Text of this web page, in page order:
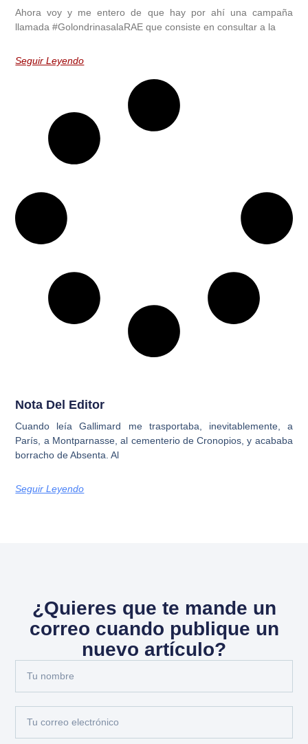
Ahora voy y me entero de que hay por ahí una campaña
llamada #GolondrinasalaRAE que consiste en consultar a la
Seguir Leyendo
Nota Del Editor
Cuando leía Gallimard me trasportaba, inevitablemente, a
París, a Montparnasse, al cementerio de Cronopios, y acababa
borracho de Absenta. Al
Seguir Leyendo
¿Quieres que te mande un
correo cuando publique un
nuevo artículo?